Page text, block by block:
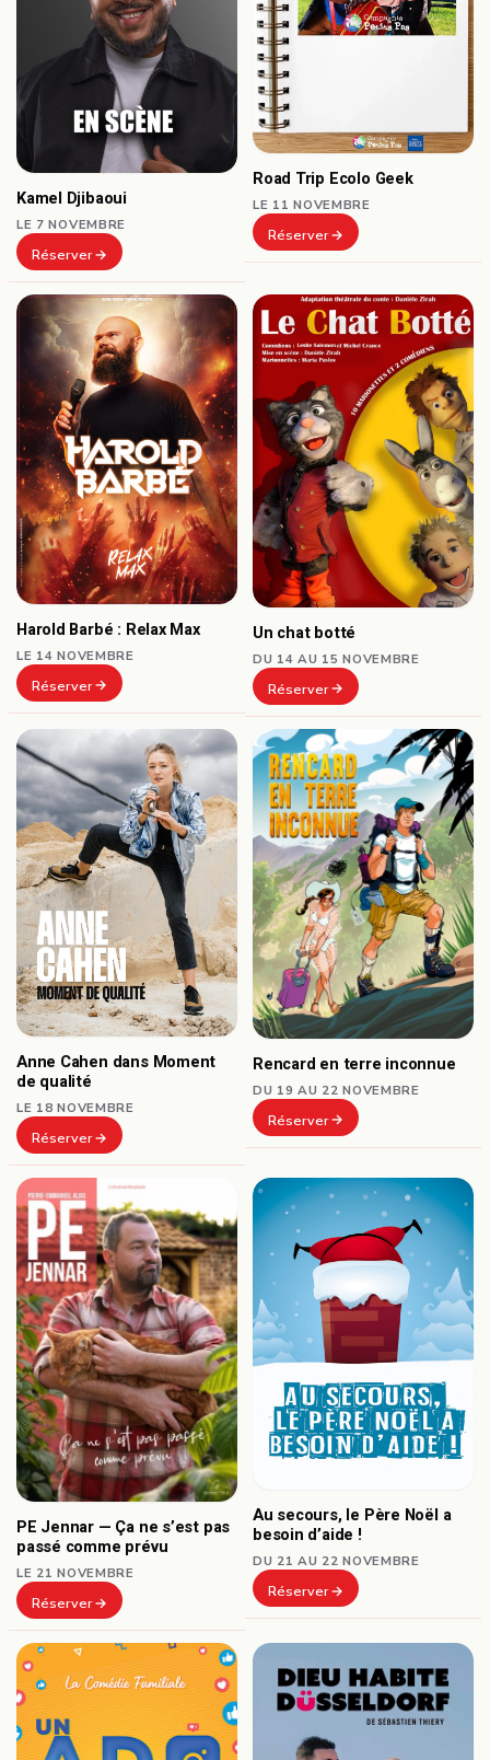
Kamel Djibaoui
LE 7 NOVEMBRE
Réserver
Road Trip Ecolo Geek
LE 11 NOVEMBRE
Réserver
Harold Barbé : Relax Max
LE 14 NOVEMBRE
Réserver
Un chat botté
DU 14 AU 15 NOVEMBRE
Réserver
Anne Cahen dans Moment
de qualité
LE 18 NOVEMBRE
Réserver
Rencard en terre inconnue
DU 19 AU 22 NOVEMBRE
Réserver
PE Jennar — Ça ne s’est pas
passé comme prévu
LE 21 NOVEMBRE
Réserver
Au secours, le Père Noël a
besoin d’aide !
DU 21 AU 22 NOVEMBRE
Réserver